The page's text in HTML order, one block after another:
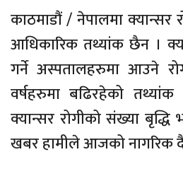
काठमाडौं / नेपालमा
आधिकारिक तथ्यांक छैन ।
गर्ने अस्पतालहरुमा आउने
वर्षहरुमा बढिरहेको
क्यान्सर रोगीको संख्या
खबर हामीले आजको नागरिक